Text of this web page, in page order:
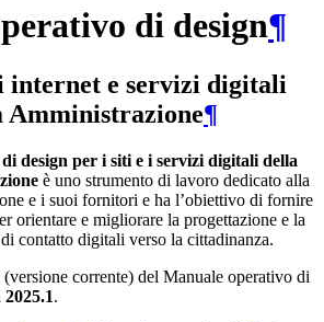
di design¶
internet e servizi digitali
Amministrazione¶
design per i siti e i servizi digitali della
è uno strumento di lavoro dedicato alla
e i suoi fornitori e ha l’obiettivo di fornire
orientare e migliorare la progettazione e la
contatto digitali verso la cittadinanza.
corrente) del Manuale operativo di
2025.1.